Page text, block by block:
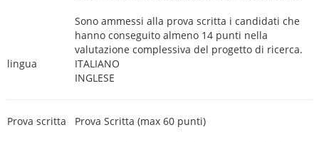
Sono ammessi alla prova scritta i candidati che
hanno conseguito almeno 14 punti nella
valutazione complessiva del progetto di ricerca.
lingua
ITALIANO
INGLESE
Prova scritta Prova Scritta (max 60 punti)